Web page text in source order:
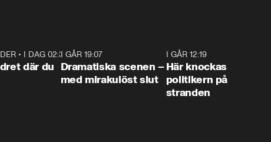
1:06
• I DAG 02:30
där du
I GÅR 19:07
Dramatiska scenen –
med mirakulöst slut
I GÅR 12:19
Här knockas
politikern på
stranden